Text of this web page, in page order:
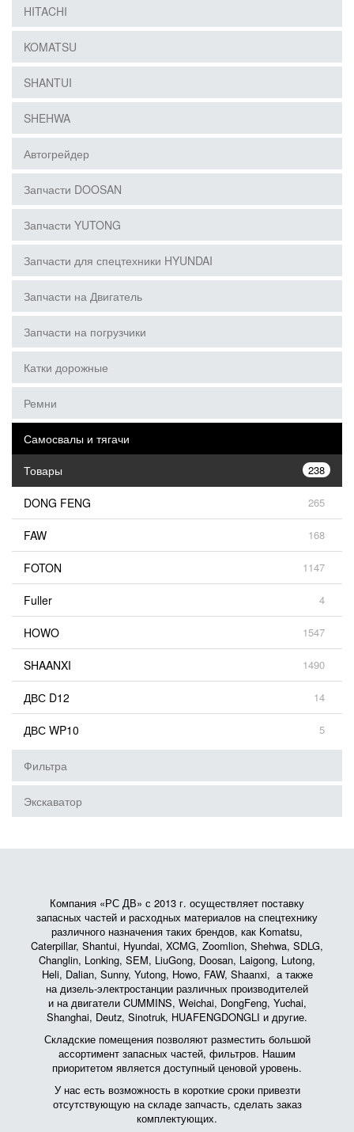
HITACHI
KOMATSU
SHANTUI
SHEHWA
Автогрейдер
Запчасти DOOSAN
Запчасти YUTONG
Запчасти для спецтехники HYUNDAI
Запчасти на Двигатель
Запчасти на погрузчики
Катки дорожные
Ремни
Самосвалы и тягачи
Товары
238
DONG FENG 265
FAW 168
FOTON 1147
Fuller 4
HOWO 1547
SHAANXI 1490
ДВС D12 14
ДВС WP10 5
Фильтра
Экскаватор
Компания «РС ДВ» с 2013 г. осуществляет поставку
запасных частей и расходных материалов на спецтехнику
различного назначения таких брендов, как Komatsu,
Caterpillar, Shantui, Hyundai, XCMG, Zoomlion, Shehwa, SDLG,
Changlin, Lonking, SEM, LiuGong, Doosan, Laigong, Lutong,
Heli, Dalian, Sunny, Yutong, Howo, FAW, Shaanxi, а также
на дизель-электростанции различных производителей
и на двигатели CUMMINS, Weichai, DongFeng, Yuchai,
Shanghai, Deutz, Sinotruk, HUAFENGDONGLI и другие.
Складские помещения позволяют разместить большой
ассортимент запасных частей, фильтров. Нашим
приоритетом является доступный ценовой уровень.
У нас есть возможность в короткие сроки привезти
отсутствующую на складе запчасть, сделать заказ
комплектующих.